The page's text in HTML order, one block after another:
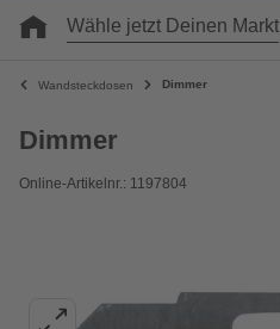
Wähle jetzt Deinen Markt
Wandsteckdosen Dimmer
Dimmer
Online-Artikelnr.: 1197804